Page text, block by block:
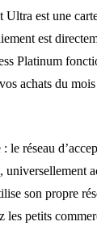
est une
est
Platinum
achats du
le réseau
universellement
son propre
les petits